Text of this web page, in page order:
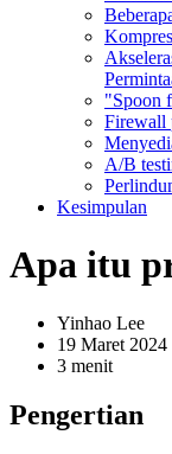
"Spoon
Firewall
A/B
Kesimpulan
Apa itu
Yinhao Lee
19 Maret 2024
3 menit
Pengertian